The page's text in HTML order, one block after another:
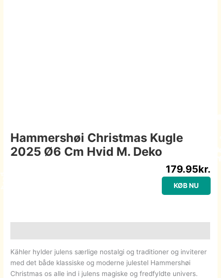
Hammershøi Christmas Kugle
2025 Ø6 Cm Hvid M. Deko
179.95kr.
KØB NU
Kähler hylder julens særlige nostalgi og traditioner og inviterer
med det både klassiske og moderne julestel Hammershøi
Christmas os alle ind i julens magiske og fredfyldte univers.